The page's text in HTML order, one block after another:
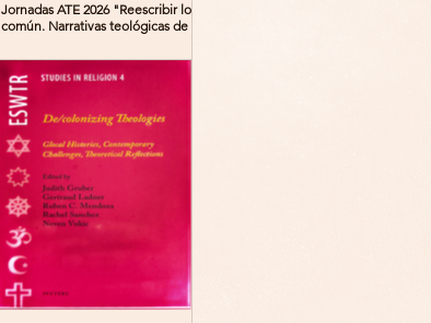
Jornadas ATE 2026 "Reescribir lo
común. Narrativas teológicas de
Madrid